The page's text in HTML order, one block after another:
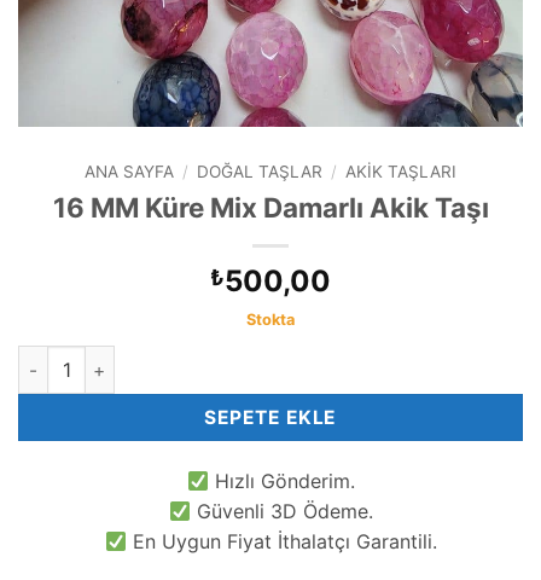
ANA SAYFA / DOĞAL TAŞLAR / AKIK TAŞLARI
16 MM Küre Mix Damarlı Akik Taşı
₺500,00
Stokta
16 MM Küre Mix Damarlı Akik Taşı adet
SEPETE EKLE
Hızlı Gönderim.
Güvenli 3D Ödeme.
En Uygun Fiyat İthalatçı Garantili.